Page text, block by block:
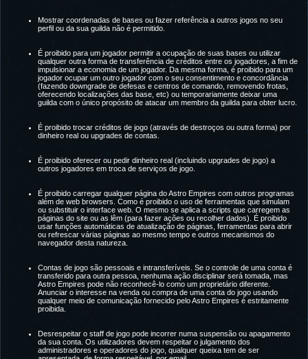
Mostrar coordenadas de bases ou fazer referência a outros jogos no seu
perfil ou da sua guilda não é permitido.
É proibido para um jogador permitir a ocupação de suas bases ou utilizar
qualquer outra forma de transferência de créditos entre os jogadores, a fim de
impulsionar a economia de um jogador. Da mesma forma, é proibido para um
jogador ocupar um outro jogador com o seu consentimento e concordância
(fazendo downgrade de defesas e centros de comando, removendo frotas,
oferecendo localizações das base, etc) ou temporariamente deixar uma
guilda com o único propósito de atacar um membro da guilda para obter lucro.
É proibido trocar créditos de jogo (através de destroços ou outra forma) por
dinheiro real ou upgrades de contas.
É proibido oferecer ou pedir dinheiro real (incluindo upgrades de jogo) a
outros jogadores em troca de serviços de jogo.
É proibido carregar qualquer página do Astro Empires com outros programas
além de web browsers. Como é proibido o uso de ferramentas que simulam
ou substituir o interface web. O mesmo se aplica a scripts que carregem as
páginas do site ou as lêm (para fazer ações ou recolher dados). É proibido
usar funções automáticas de atualização de páginas, ferramentas para abrir
ou refrescar várias páginas ao mesmo tempo e outros mecanismos do
navegador desta natureza.
Contas de jogo são pessoais e intransferíveis. Se o controle de uma conta é
transferido para outra pessoa, nenhuma ação disciplinar será tomada, mas
Astro Empires pode não reconhecê-lo como um proprietário diferente.
Anunciar o interesse na venda ou compra de uma conta do jogo usando
qualquer meio de comunicação fornecido pelo Astro Empires é estritamente
proibida.
Desrespeitar o staff de jogo pode incorrer numa suspensão ou apagamento
da sua conta. Os utilizadores devem respeitar o julgamento dos
administradores e operadores do jogo, qualquer queixa tem de ser